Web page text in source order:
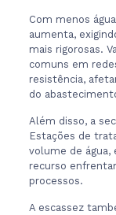
Com menos
aumenta,
mais rigorosas.
comuns em
resistência,
do
Além disso, a
Estações de
volume de água,
recurso
processos.
A escassez